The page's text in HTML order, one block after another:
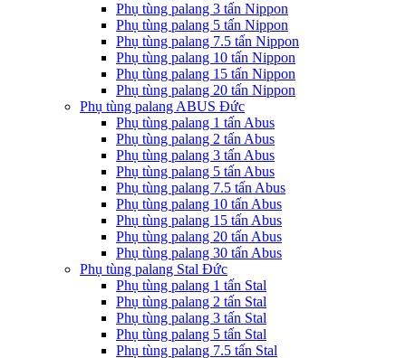
Phụ tùng palang 3 tấn Nippon
Phụ tùng palang 5 tấn Nippon
Phụ tùng palang 7.5 tấn Nippon
Phụ tùng palang 10 tấn Nippon
Phụ tùng palang 15 tấn Nippon
Phụ tùng palang 20 tấn Nippon
Phụ tùng palang ABUS Đức
Phụ tùng palang 1 tấn Abus
Phụ tùng palang 2 tấn Abus
Phụ tùng palang 3 tấn Abus
Phụ tùng palang 5 tấn Abus
Phụ tùng palang 7.5 tấn Abus
Phụ tùng palang 10 tấn Abus
Phụ tùng palang 15 tấn Abus
Phụ tùng palang 20 tấn Abus
Phụ tùng palang 30 tấn Abus
Phụ tùng palang Stal Đức
Phụ tùng palang 1 tấn Stal
Phụ tùng palang 2 tấn Stal
Phụ tùng palang 3 tấn Stal
Phụ tùng palang 5 tấn Stal
Phụ tùng palang 7.5 tấn Stal